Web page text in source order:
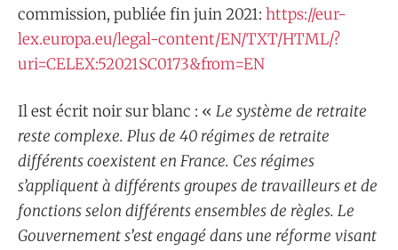
commission, publiée fin juin 2021: https://eur-
lex.europa.eu/legal-content/EN/TXT/HTML/?
uri=CELEX:52021SC0173&from=EN
Il est écrit noir sur blanc : « Le système de retraite
reste complexe. Plus de 40 régimes de retraite
différents coexistent en France. Ces régimes
s’appliquent à différents groupes de travailleurs et de
fonctions selon différents ensembles de règles. Le
Gouvernement s’est engagé dans une réforme visant